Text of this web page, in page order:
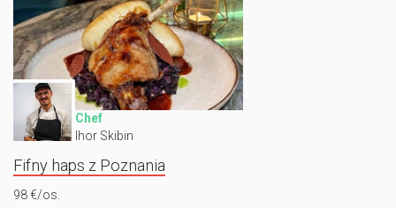
Chef
Ihor Skibin
Fifny haps z Poznania
98 €/os.